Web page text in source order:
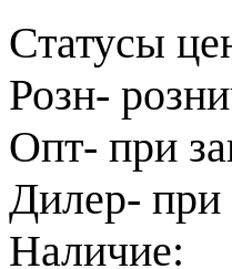
Статусы
Розн-
Опт- при
Дилер- при
Наличие: